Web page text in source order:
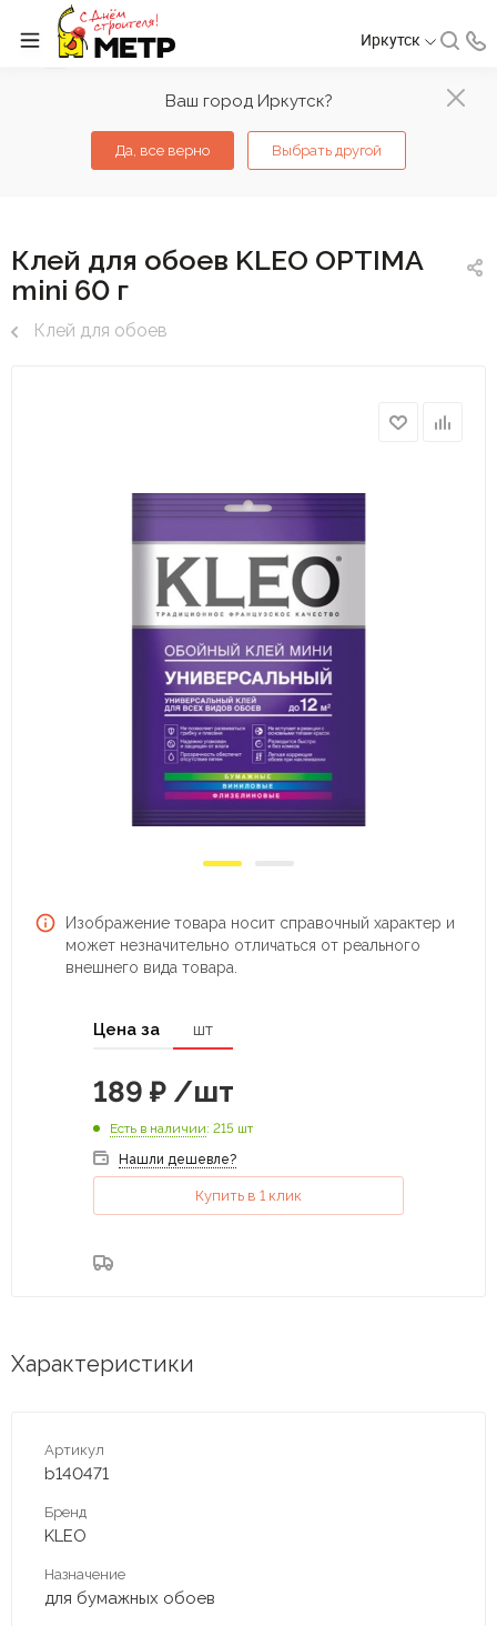
Ваш город Иркутск?
Да, все верно Выбрать другой
Иркутск
Клей для обоев KLEO OPTIMA
mini 60 г
Клей для обоев
Изображение товара носит справочный характер и
может незначительно отличаться от реального
внешнего вида товара.
Цена за шт
189 ₽ /шт
Есть в наличии: 215 шт
Нашли дешевле?
Купить в 1 клик
Характеристики
Артикул
b140471
Бренд
KLEO
Назначение
для бумажных обоев